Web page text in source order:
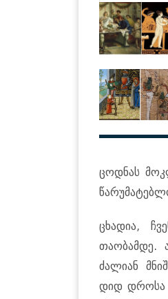
ცოდნას
ცხადია,
თაობამდე.
ძალიან
დიდ დროსა